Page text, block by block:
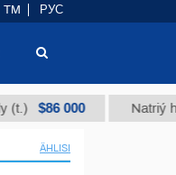
$86 000 Natriý
ÄHLISI
TM РУС